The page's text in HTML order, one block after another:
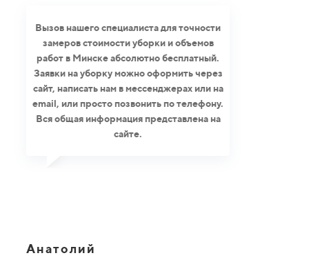
Вызов нашего специалиста для точности
замеров стоимости уборки и объемов
работ в Минске абсолютно бесплатный.
Заявки на уборку можно оформить через
сайт, написать нам в мессенджерах или на
email, или просто позвонить по телефону.
Вся общая информация представлена на
сайте.
Анатолий